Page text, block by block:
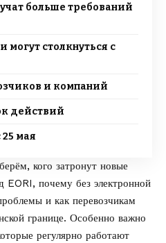
больше требований
столкнуться с
и компаний
действий
мая
кого затронут новые
EORI, почему без электронной
и как перевозчикам
границе. Особенно важно
регулярно работают